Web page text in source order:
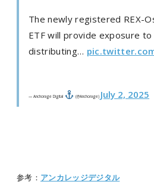
The newly registered REX-
ETF will provide exposure to
distributing…
— Anchorage Digital (@Anchorage) July 2, 2025
参考： アンカレッジデジタル